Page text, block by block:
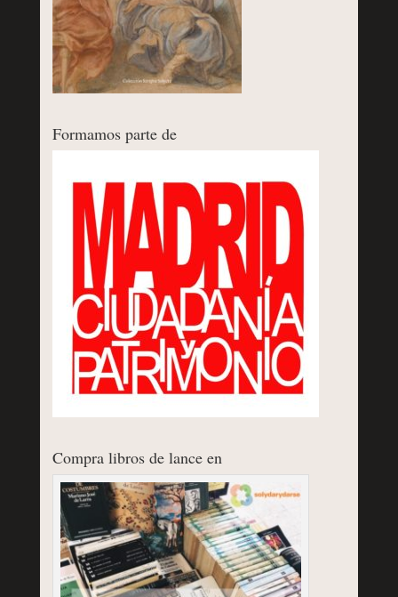
Formamos parte de
Compra libros de lance en